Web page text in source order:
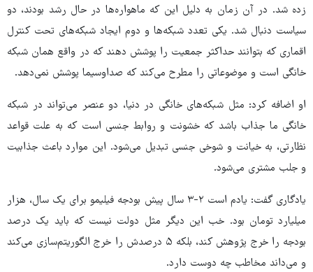
زده شد. در آن زمان به دلیل این که ماهواره‌ها در حال رشد بودند، دو
سیاست دنبال شد. یکی تعدد شبکه‌ها و دوم ایجاد شبکه‌های تحت کنترل
اقماری که بتوانند حداکثر جمعیت را پوشش دهند که در واقع همان شبکه
خانگی است و موضوعاتی را مطرح می‌کند که صداوسیما پوشش نمی‌دهد.
او اضافه کرد: مثل شبکه‌های خانگی در دنیا، دو عنصر می‌تواند در شبکه
خانگی ما جذاب باشد که خشونت و روابط جنسی است که به علت قواعد
نظارتی، به خیانت و شوخی جنسی تبدیل می‌شود. این موارد باعث جذابیت
و جلب مشتری می‌شود.
یادگاری گفت: یادم است ۲-۳ سال پیش بودجه فیلیمو برای یک سال، هزار
میلیارد تومان بود. خب این دیگر مثل دولت نیست که باید یک درصد
بودجه را خرج پژوهش کند، بلکه ۵ درصدش را خرج الگوریتم‌سازی می‌کند
و می‌داند مخاطب چه دوست دارد.